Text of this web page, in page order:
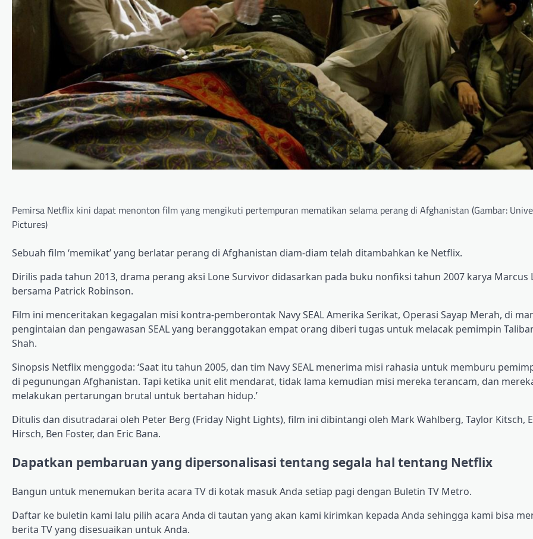
Pemirsa Netflix kini dapat menonton film yang mengikuti pertempuran mematikan selama perang di Afghanistan (Gambar:
Pictures)
Sebuah film ‘memikat’ yang berlatar perang di Afghanistan diam-diam telah ditambahkan ke Netflix.
Dirilis pada tahun 2013, drama perang aksi Lone Survivor didasarkan pada buku nonfiksi tahun 2007 karya Marcus
bersama Patrick Robinson.
Film ini menceritakan kegagalan misi kontra-pemberontak Navy SEAL Amerika Serikat, Operasi Sayap Merah, di
pengintaian dan pengawasan SEAL yang beranggotakan empat orang diberi tugas untuk melacak pemimpin
Shah.
Sinopsis Netflix menggoda: ‘Saat itu tahun 2005, dan tim Navy SEAL menerima misi rahasia untuk memburu
di pegunungan Afghanistan. Tapi ketika unit elit mendarat, tidak lama kemudian misi mereka terancam, dan
melakukan pertarungan brutal untuk bertahan hidup.’
Ditulis dan disutradarai oleh Peter Berg (Friday Night Lights), film ini dibintangi oleh Mark Wahlberg, Taylor Kitsch,
Hirsch, Ben Foster, dan Eric Bana.
Dapatkan pembaruan yang dipersonalisasi tentang segala hal tentang Netflix
Bangun untuk menemukan berita acara TV di kotak masuk Anda setiap pagi dengan Buletin TV Metro.
Daftar ke buletin kami lalu pilih acara Anda di tautan yang akan kami kirimkan kepada Anda sehingga kami bisa
berita TV yang disesuaikan untuk Anda.